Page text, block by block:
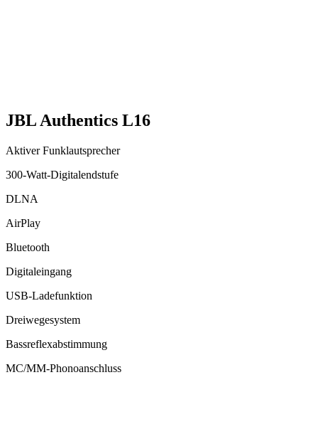
JBL Authentics L16
Aktiver Funklautsprecher
300-Watt-Digitalendstufe
DLNA
AirPlay
Bluetooth
Digitaleingang
USB-Ladefunktion
Dreiwegesystem
Bassreflexabstimmung
MC/MM-Phonoanschluss